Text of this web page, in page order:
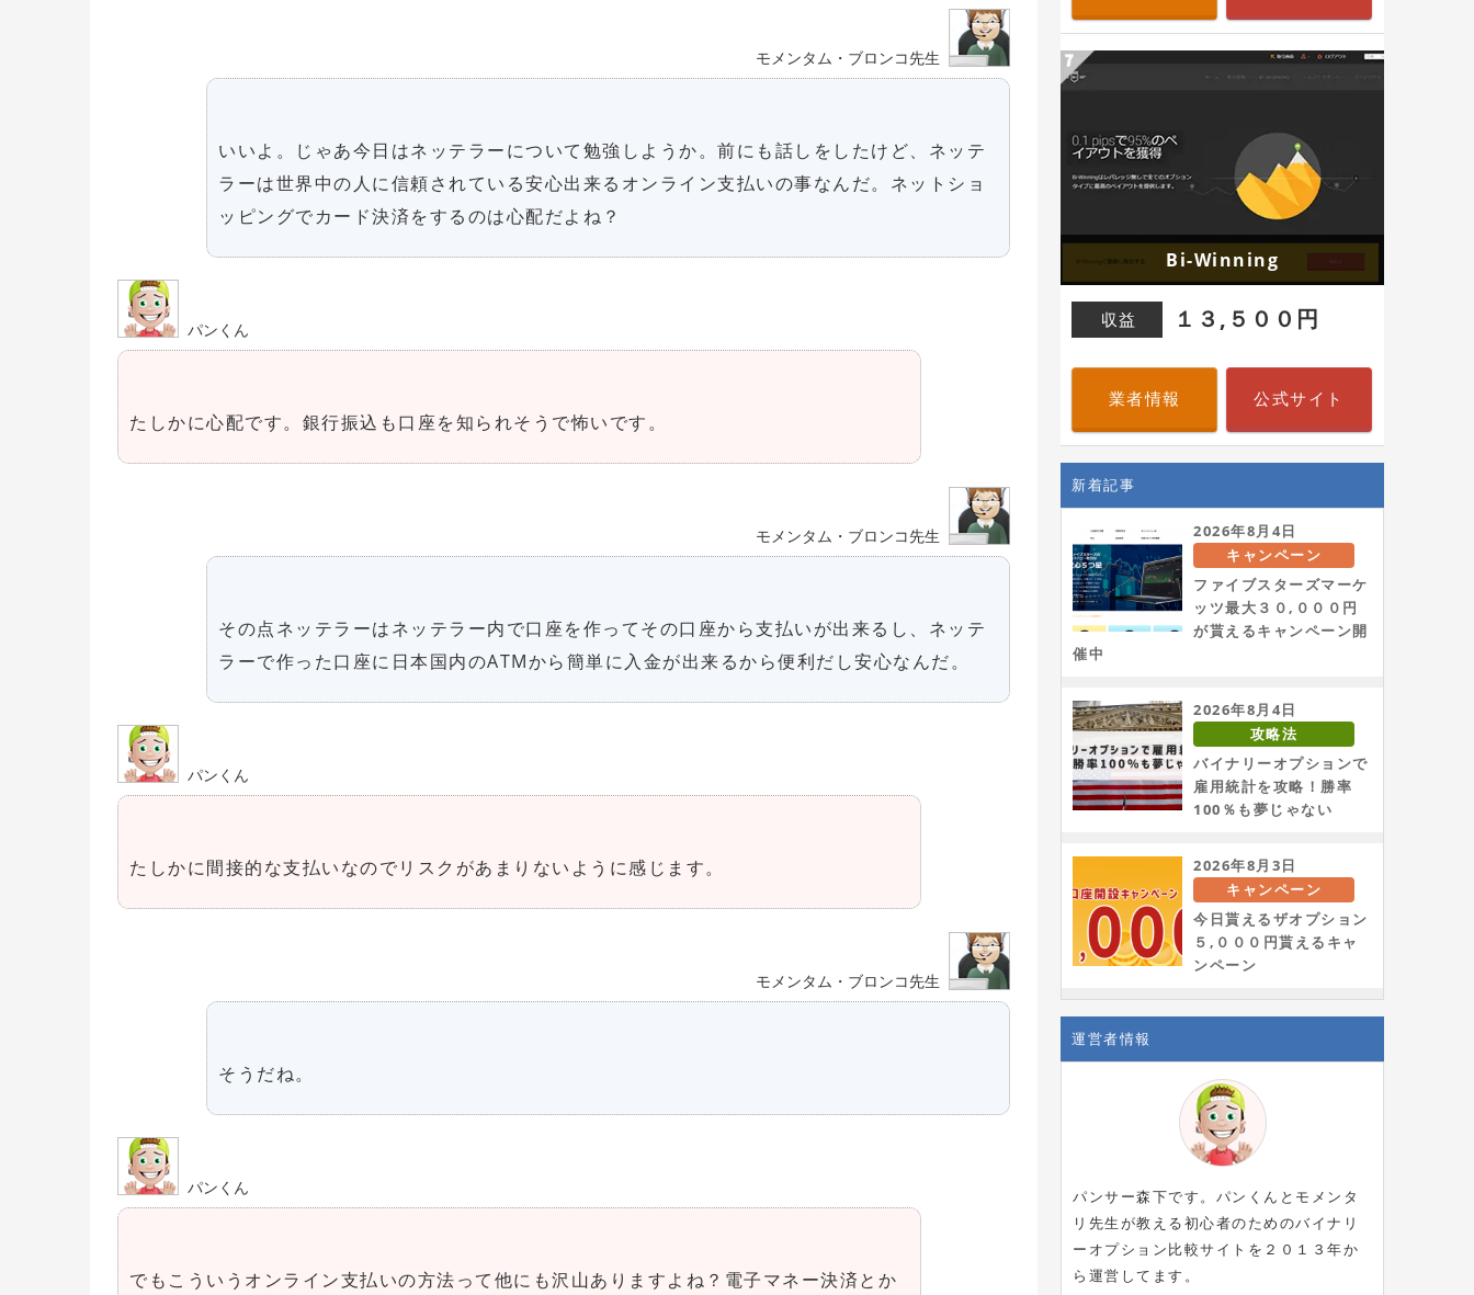
モメンタム・ブロンコ先生
いいよ。じゃあ今日はネッテラーについて勉強しようか。前にも話しをしたけど、ネッテ
ラーは世界中の人に信頼されている安心出来るオンライン支払いの事なんだ。ネットショ
ッピングでカード決済をするのは心配だよね？
パンくん
たしかに心配です。銀行振込も口座を知られそうで怖いです。
モメンタム・ブロンコ先生
その点ネッテラーはネッテラー内で口座を作ってその口座から支払いが出来るし、ネッテ
ラーで作った口座に日本国内のATMから簡単に入金が出来るから便利だし安心なんだ。
パンくん
たしかに間接的な支払いなのでリスクがあまりないように感じます。
モメンタム・ブロンコ先生
そうだね。
パンくん
でもこういうオンライン支払いの方法って他にも沢山ありますよね？電子マネー決済とか
Bi-Winning
収益 １３,５００円
業者情報 公式サイト
新着記事
2026年8月4日
キャンペーン
ファイブスターズマーケ
ッツ最大３０,０００円
が貰えるキャンペーン開
催中
2026年8月4日
攻略法
バイナリーオプションで
雇用統計を攻略！勝率
100％も夢じゃない
2026年8月3日
キャンペーン
今日貰えるザオプション
５,０００円貰えるキャ
ンペーン
運営者情報
パンサー森下です。パンくんとモメンタ
リ先生が教える初心者のためのバイナリ
ーオプション比較サイトを２０１３年か
ら運営してます。